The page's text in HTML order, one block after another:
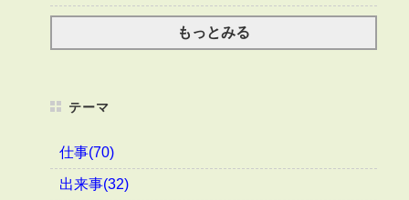
もっとみる
テーマ
仕事(70)
出来事(32)